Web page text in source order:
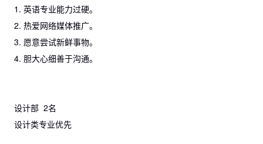
1. 英语专业能力过硬。
2. 热爱网络媒体推广。
3. 愿意尝试新鲜事物。
4. 胆大心细善于沟通。
设计部 2名
设计类专业优先